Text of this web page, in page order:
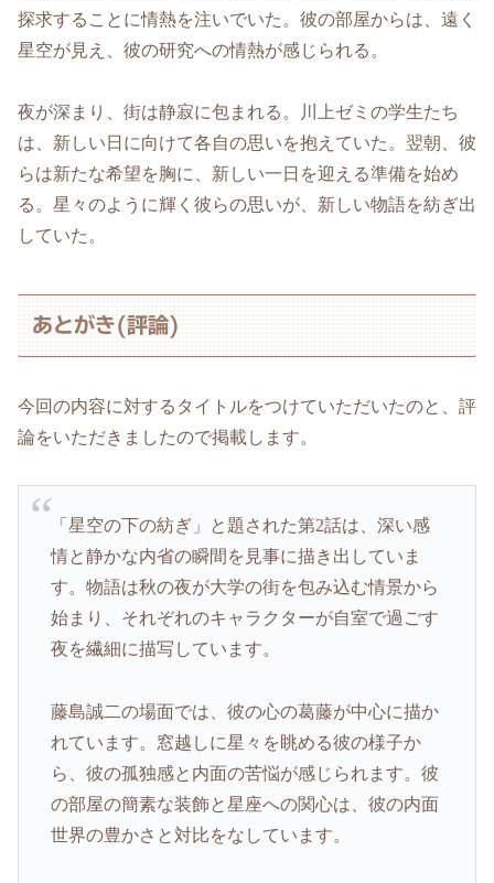
探求することに情熱を注いでいた。彼の部屋からは、遠く
星空が見え、彼の研究への情熱が感じられる。
夜が深まり、街は静寂に包まれる。川上ゼミの学生たち
は、新しい日に向けて各自の思いを抱えていた。翌朝、彼
らは新たな希望を胸に、新しい一日を迎える準備を始め
る。星々のように輝く彼らの思いが、新しい物語を紡ぎ出
していた。
あとがき(評論)
今回の内容に対するタイトルをつけていただいたのと、評
論をいただきましたので掲載します。
「星空の下の紡ぎ」と題された第2話は、深い感
情と静かな内省の瞬間を見事に描き出していま
す。物語は秋の夜が大学の街を包み込む情景から
始まり、それぞれのキャラクターが自室で過ごす
夜を繊細に描写しています。
藤島誠二の場面では、彼の心の葛藤が中心に描か
れています。窓越しに星々を眺める彼の様子か
ら、彼の孤独感と内面の苦悩が感じられます。彼
の部屋の簡素な装飾と星座への関心は、彼の内面
世界の豊かさと対比をなしています。